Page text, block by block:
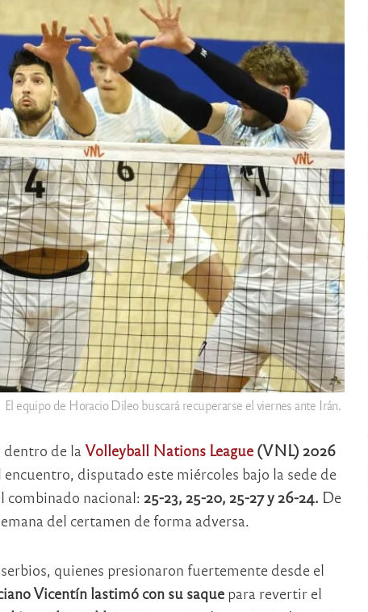
El equipo de Horacio Dileo buscará recuperarse el viernes ante Irán.
dentro de la Volleyball Nations League(VNL) 2026
encuentro, disputado este miércoles bajo la sede de
combinado nacional: 25-23, 25-20, 25-27 y 26-24. De
del certamen de forma adversa.
quienes presionaron fuertemente desde el
Vicentín lastimó con su saquepara revertir el